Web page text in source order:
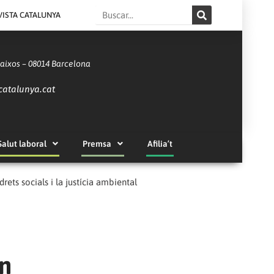
CATALUNYA Search
– 08014 Barcelona
laboral Premsa Afilia’t
socials i la justícia ambiental